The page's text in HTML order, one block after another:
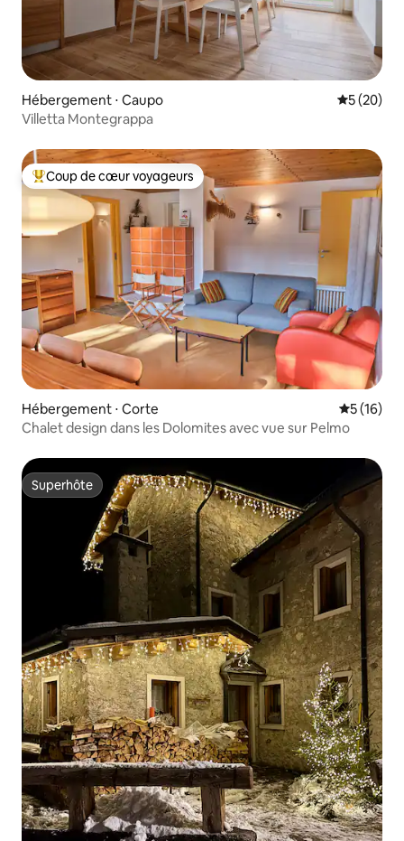
Hébergement ⋅ Caupo
5 (20)
Villetta Montegrappa
Coups de cœur voyageurs les plus appréciés
Coup de cœur voyageurs
Hébergement ⋅ Corte
5 (16)
Chalet design dans les Dolomites avec vue sur Pelmo
Superhôte
Superhôte